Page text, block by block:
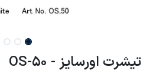
تیشرت اورسایز - OS-50